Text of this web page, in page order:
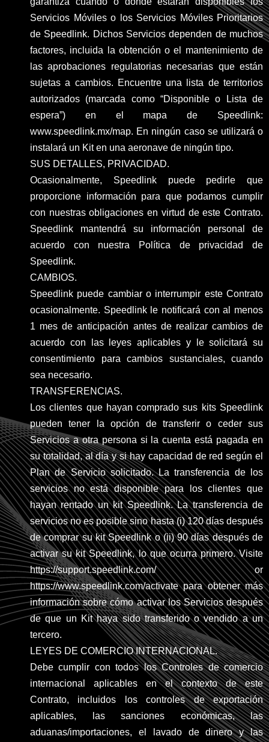
Servicios Móviles o los Servicios Móviles Prioritarios
de Speedlink. Dichos Servicios dependen de muchos
factores, incluida la obtención o el mantenimiento de
las aprobaciones regulatorias necesarias que están
sujetas a cambios. Encuentre una lista de territorios
autorizados (marcada como “Disponible o Lista de
espera”) en el mapa de Speedlink:
www.speedlink.mx/map. En ningún caso se utilizará o
instalará un Kit en una aeronave de ningún tipo.
SUS DETALLES, PRIVACIDAD.
Ocasionalmente, Speedlink puede pedirle que
proporcione información para que podamos cumplir
con nuestras obligaciones en virtud de este Contrato.
Speedlink mantendrá su información personal de
acuerdo con nuestra Política de privacidad de
Speedlink.
CAMBIOS.
Speedlink puede cambiar o interrumpir este Contrato
ocasionalmente. Speedlink le notificará con al menos
1 mes de anticipación antes de realizar cambios de
acuerdo con las leyes aplicables y le solicitará su
consentimiento para cambios sustanciales, cuando
sea necesario.
TRANSFERENCIAS.
Los clientes que hayan comprado sus kits Speedlink
pueden tener la opción de transferir o ceder sus
Servicios a otra persona si la cuenta está pagada en
su totalidad, al día y si hay capacidad de red según el
Plan de Servicio solicitado. La transferencia de los
servicios no está disponible para los clientes que
hayan rentado un kit Speedlink. La transferencia de
servicios no es posible sino hasta (i) 120 días después
de comprar su kit Speedlink o (ii) 90 días después de
activar su kit Speedlink, lo que ocurra primero. Visite
https://support.speedlink.com/ or
https://www.speedlink.com/activate para obtener más
información sobre cómo activar los Servicios después
de que un Kit haya sido transferido o vendido a un
tercero.
LEYES DE COMERCIO INTERNACIONAL.
Debe cumplir con todos los Controles de comercio
internacional aplicables en el contexto de este
Contrato, incluidos los controles de exportación
aplicables, las sanciones económicas, las
aduanas/importaciones, el lavado de dinero y las